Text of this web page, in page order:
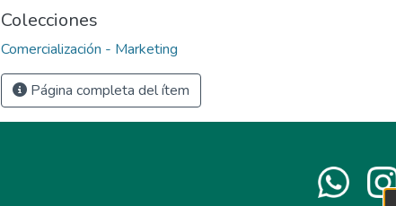
Colecciones
Comercialización - Marketing
Página completa del ítem